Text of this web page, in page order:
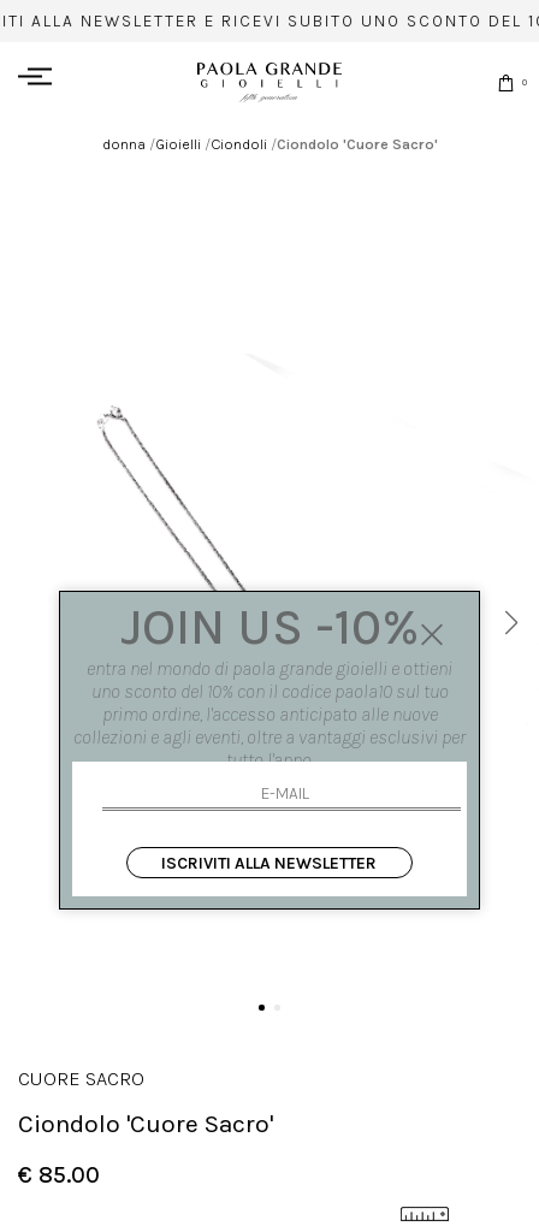
ALLA NEWSLETTER E RICEVI SUBITO UNO SCONTO
0
donna /Gioielli /Ciondoli /Ciondolo 'Cuore Sacro'
CUORE SACRO
Ciondolo 'Cuore Sacro'
€ 85.00
JOIN US -10%
entra nel mondo di paola grande gioielli e ottieni
uno sconto del 10% con il codice paola10 sul tuo
primo ordine, l'accesso anticipato alle nuove
collezioni e agli eventi, oltre a vantaggi esclusivi per
tutto l'anno.
ISCRIVITI ALLA NEWSLETTER